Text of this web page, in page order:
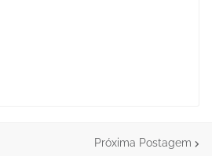
Próxima Postagem